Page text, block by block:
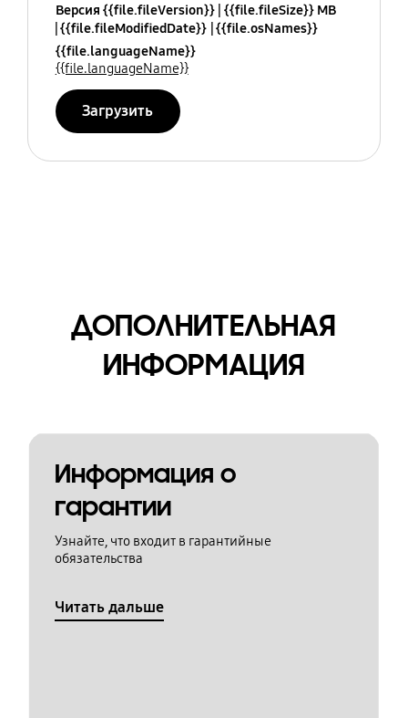
Версия {{file.fileVersion}} {{file.fileSize}} MB
{{file.fileModifiedDate}} {{file.osNames}}
{{file.languageName}}
{{file.languageName}}
Загрузить
ДОПОЛНИТЕЛЬНАЯ
ИНФОРМАЦИЯ
Информация о
гарантии
Узнайте, что входит в гарантийные
обязательства
Читать дальше